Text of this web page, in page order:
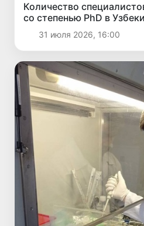
Количество
со степенью PhD в
15,5 тысячи
31 июля 2026, 16:00